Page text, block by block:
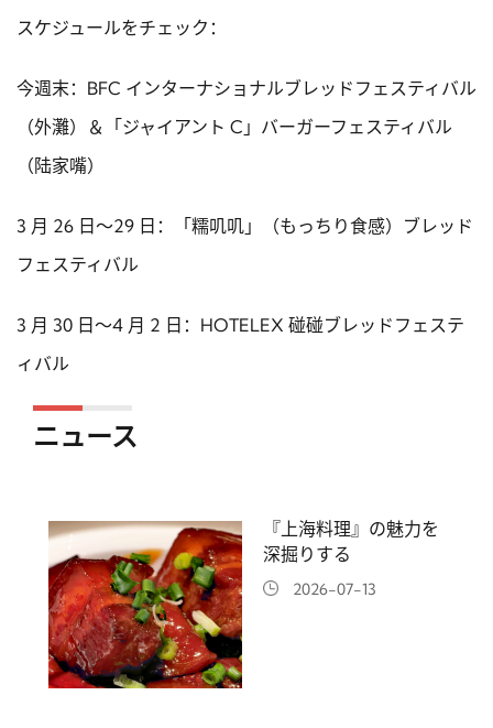
スケジュールをチェック：
今週末：BFC インターナショナルブレッドフェスティバル
（外灘）＆「ジャイアント C」バーガーフェスティバル
（陆家嘴）
3 月 26 日～29 日：「糯叽叽」（もっちり食感）ブレッド
フェスティバル
3 月 30 日～4 月 2 日：HOTELEX 碰碰ブレッドフェステ
ィバル
ニュース
『上海料理』の魅力を
深掘りする
2026-07-13